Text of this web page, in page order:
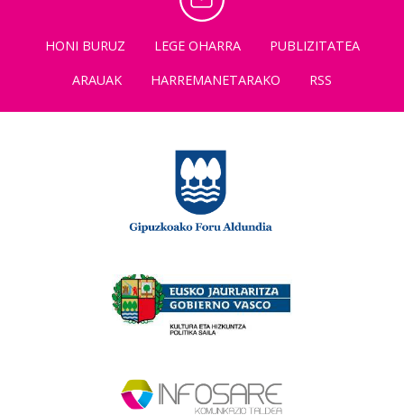
HONI BURUZ LEGE OHARRA
PUBLIZITATEA
ARAUAK
HARREMANETARAKO RSS